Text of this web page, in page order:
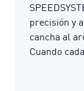
precisión y
cancha al
Cuando